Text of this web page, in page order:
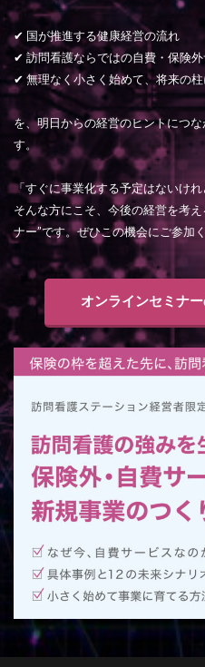
✔ 国が推進する健康経営の流れ
✔ 訪問看護ならではの自費・保険
✔ 無理なく小さく始めて、将来の
を、明日からの経営のヒントにつ
す。
「すぐに事業化する予定はないけ
そんな方にこそ、今後の経営を考
ナー”です。ぜひこの機会にご参加く
オンラインセミナ